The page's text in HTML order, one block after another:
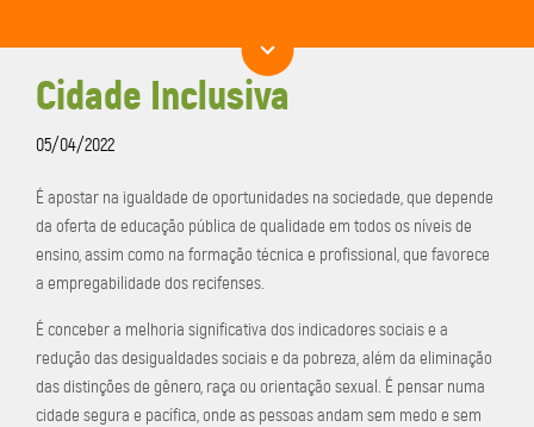
Cidade Inclusiva
05/04/2022
É apostar na igualdade de oportunidades na sociedade, que depende
da oferta de educação pública de qualidade em todos os níveis de
ensino, assim como na formação técnica e profissional, que favorece
a empregabilidade dos recifenses.
É conceber a melhoria significativa dos indicadores sociais e a
redução das desigualdades sociais e da pobreza, além da eliminação
das distinções de gênero, raça ou orientação sexual. É pensar numa
cidade segura e pacífica, onde as pessoas andam sem medo e sem